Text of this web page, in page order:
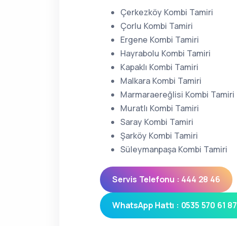
Çerkezköy Kombi Tamiri
Çorlu Kombi Tamiri
Ergene Kombi Tamiri
Hayrabolu Kombi Tamiri
Kapaklı Kombi Tamiri
Malkara Kombi Tamiri
Marmaraereğlisi Kombi Tamiri
Muratlı Kombi Tamiri
Saray Kombi Tamiri
Şarköy Kombi Tamiri
Süleymanpaşa Kombi Tamiri
Servis Telefonu : 444 28 46
WhatsApp Hattı : 0535 570 61 87